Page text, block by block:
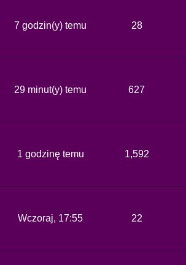
7 godzin(y) temu 28
29 minut(y) temu 627
1 godzinę temu 1,592
Wczoraj, 17:55 22